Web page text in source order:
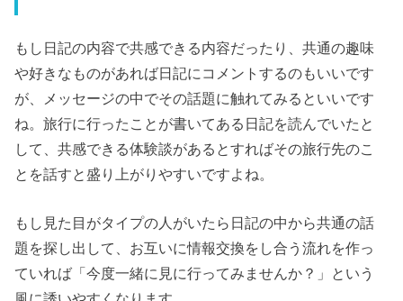
もし日記の内容で共感できる内容だったり、共通の趣味
や好きなものがあれば日記にコメントするのもいいです
が、メッセージの中でその話題に触れてみるといいです
ね。旅行に行ったことが書いてある日記を読んでいたと
して、共感できる体験談があるとすればその旅行先のこ
とを話すと盛り上がりやすいですよね。
もし見た目がタイプの人がいたら日記の中から共通の話
題を探し出して、お互いに情報交換をし合う流れを作っ
ていれば「今度一緒に見に行ってみませんか？」という